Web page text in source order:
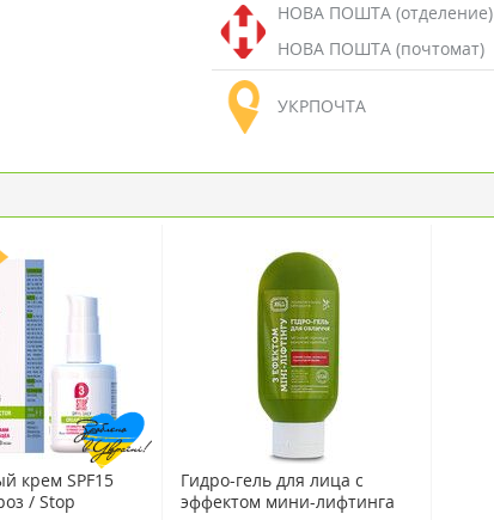
НОВА ПОШТА (отделение)
НОВА ПОШТА (почтомат)
УКРПОЧТА
крем SPF15
/ Stop
Гидро-гель для лица с
эффектом мини-лифтинга